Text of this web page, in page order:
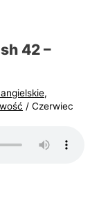
42 –
,
/Czerwiec